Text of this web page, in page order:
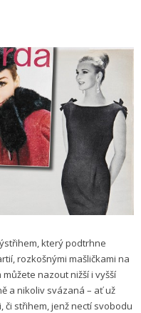
který podtrhne
rozkošnými mašličkami na
nazout nižší i vyšší
a nikoliv svázaná – ať už
střihem, jenž nectí svobodu